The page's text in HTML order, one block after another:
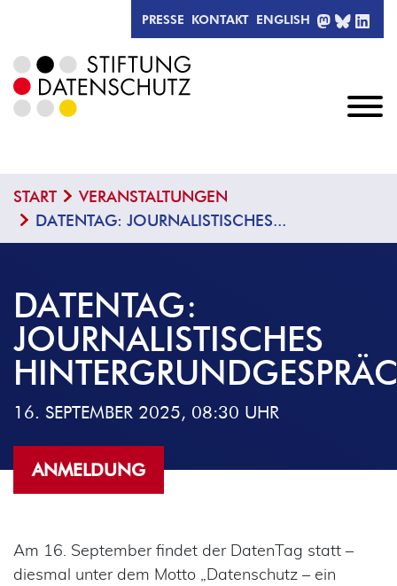
PRESSE KONTAKT ENGLISH
START
VERANSTALTUNGEN
DATENTAG: JOURNALISTISCHES...
DATENTAG:
JOURNALISTISCHES
16. SEPTEMBER 2025, 08:30 UHR
ANMELDUNG
Am 16. September findet der DatenTag statt –
diesmal unter dem Motto „Datenschutz – ein